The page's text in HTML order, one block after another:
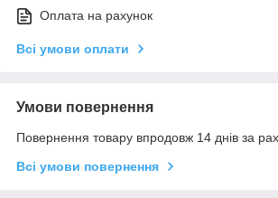
Оплата на рахунок
Всі умови оплати
Умови повернення
Повернення товару впродовж 14 днів за
Всі умови повернення